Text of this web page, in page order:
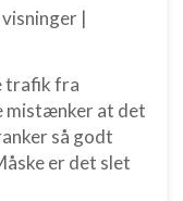
|
trafik fra
mistænker at det
så godt
er det slet